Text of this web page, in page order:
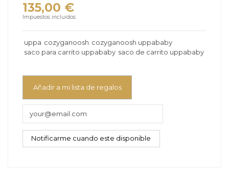
135,00 €
Impuestos incluidos
uppa cozyganoosh cozyganoosh uppababy
saco para carrito uppababy saco de carrito uppababy
Añadir a mi lista de regalos